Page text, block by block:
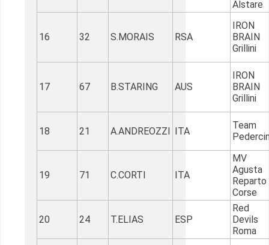
Alstare
16 32 S.MORAIS RSA
IRON
BRAIN
Grillini
17 67 B.STARING AUS
IRON
BRAIN
Grillini
18 21 A.ANDREOZZI ITA
Team
19 71 C.CORTI ITA
MV
Agusta
Reparto
Corse
20 24 T.ELIAS ESP
Red
Devils
Roma